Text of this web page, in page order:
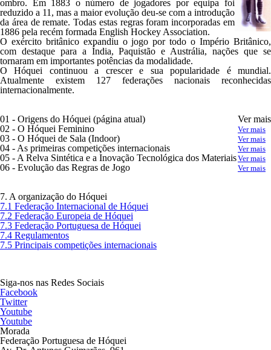
ombro. Em 1883 o número de jogadores por equipa foi
reduzido a 11, mas a maior evolução deu-se com a introdução
da área de remate. Todas estas regras foram incorporadas em
1886 pela recém formada English Hockey Association.
O exército britânico expandiu o jogo por todo o Império Britânico,
com destaque para a Índia, Paquistão e Austrália, nações que se
tornaram em importantes potências da modalidade.
O Hóquei continuou a crescer e sua popularidade é mundial.
Atualmente existem 127 federações nacionais reconhecidas
internacionalmente.
01 - Origens do Hóquei (página atual)
Ver mais
02 - O Hóquei Feminino
Ver mais
03 - O Hóquei de Sala (Indoor) Ver mais
04 - As primeiras competições internacionais Ver mais
05 - A Relva Sintética e a Inovação Tecnológica dos MateriaisVer mais
06 - Evolução das Regras de Jogo Ver mais
7. A organização do Hóquei
7.1 Federação Internacional de Hóquei
7.2 Federação Europeia de Hóquei
7.3 Federação Portuguesa de Hóquei
7.4 Regulamentos
7.5 Principais competições internacionais
Siga-nos nas Redes Sociais
Facebook
Twitter
Youtube
Youtube
Morada
Federação Portuguesa de Hóquei